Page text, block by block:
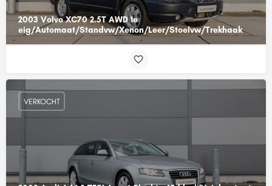
2003 Volvo XC70 2.5T AWD 1e
eig/Automaat/Standvw/Xenon/Leer/Stoelvw/Trekhaak
VERKOCHT